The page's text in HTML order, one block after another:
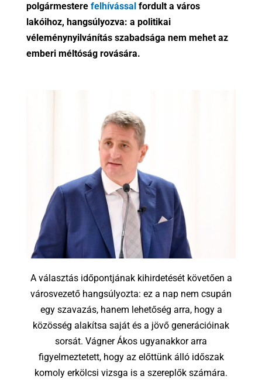
polgármesterefelhívással fordult a város
lakóihoz, hangsúlyozva: a politikai
véleménynyilvánítás szabadsága nem mehet az
emberi méltóság rovására.
A választás időpontjának kihirdetését követően a
városvezető hangsúlyozta: ez a nap nem csupán
egy szavazás, hanem lehetőség arra, hogy a
közösség alakítsa saját és a jövő generációinak
sorsát. Vágner Ákos ugyanakkor arra
figyelmeztetett, hogy az előttünk álló időszak
komoly erkölcsi vizsga is a szereplők számára.